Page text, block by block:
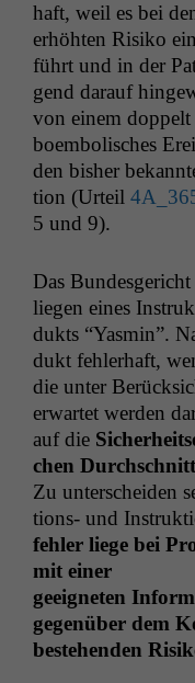
haft, weil es bei
erhöht­en Risiko
führt und in der
gend darauf
von einem
boem­bolis­ches
den bish­er
tion (Urteil
5 und 9).
Das
liegen eines
duk­ts “Yas­min”.
dukt fehler­haft,
die unter
erwartet wer­den
auf die
chen
Zu unter­schei­den
tions- und
fehler liege bei
mit einer
geeigneten
gegenüber dem
beste­hen­den